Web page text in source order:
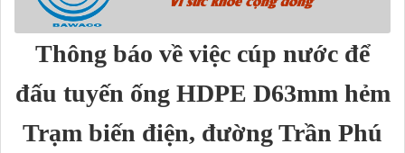
Thông báo về việc cúp nước để
đấu tuyến ống HDPE D63mm hẻm
Trạm biến điện, đường Trần Phú